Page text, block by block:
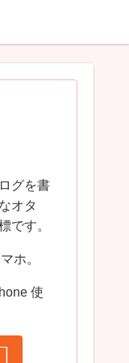
グを書
オタ
です。
ホ。
使